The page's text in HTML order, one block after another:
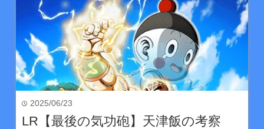
time 2025/06/23
LR【最後の気功砲】天津飯の考察